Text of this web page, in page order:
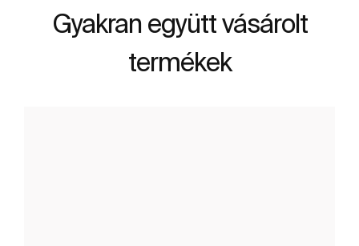
Gyakran együtt vásárolt
termékek